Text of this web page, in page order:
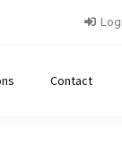
Contact